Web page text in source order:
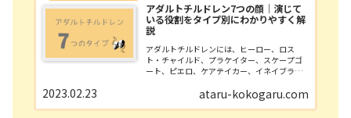
アダルトチルドレン7つの顔｜演じて
いる役割をタイプ別にわかりやすく解
説
アダルトチルドレンには、ヒーロー、ロス
ト・チャイルド、プラケイター、スケープゴ
ート、ピエロ、ケアテイカー、イネイブラー
は、それぞれのタイプの特徴を紹介します。
特徴を知ることで、回復のヒントが手に入れ
ataru-kokogaru.com
2023.02.23